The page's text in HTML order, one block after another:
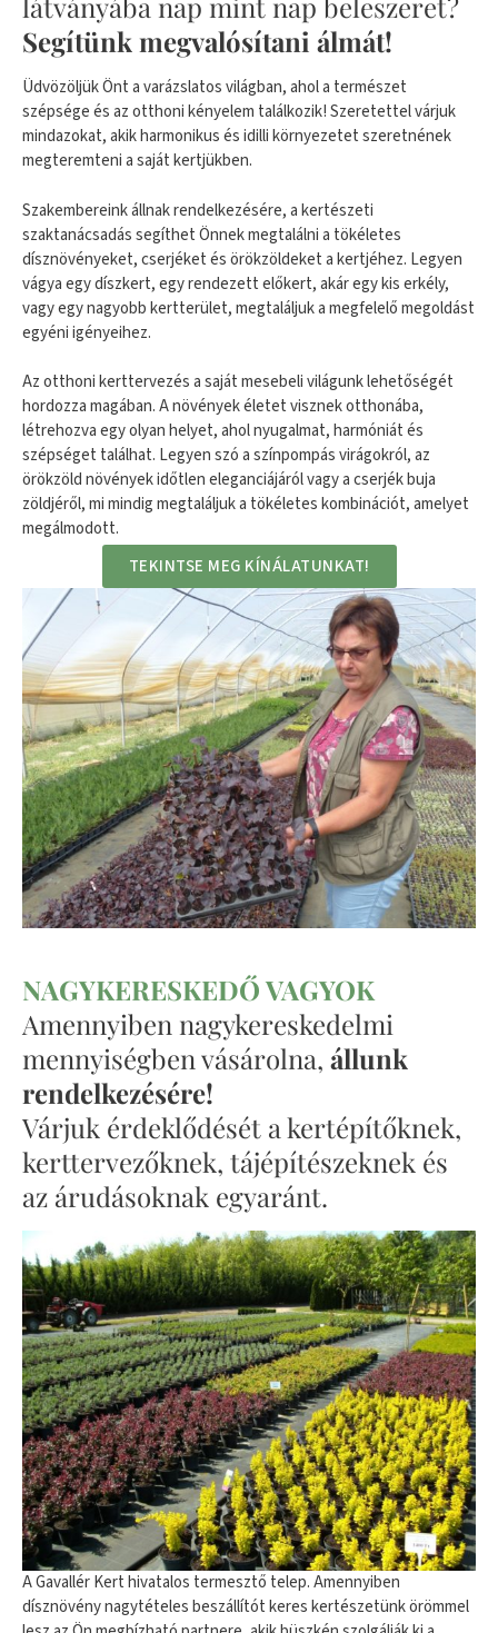
látványába nap mint nap beleszeret?
Segítünk megvalósítani álmát!
Üdvözöljük Önt a varázslatos világban, ahol a természet
szépsége és az otthoni kényelem találkozik! Szeretettel várjuk
mindazokat, akik harmonikus és idilli környezetet szeretnének
megteremteni a saját kertjükben.
Szakembereink állnak rendelkezésére, a kertészeti
szaktanácsadás segíthet Önnek megtalálni a tökéletes
dísznövényeket, cserjéket és örökzöldeket a kertjéhez. Legyen
vágya egy díszkert, egy rendezett előkert, akár egy kis erkély,
vagy egy nagyobb kertterület, megtaláljuk a megfelelő megoldást
egyéni igényeihez.
Az otthoni kerttervezés a saját mesebeli világunk lehetőségét
hordozza magában. A növények életet visznek otthonába,
létrehozva egy olyan helyet, ahol nyugalmat, harmóniát és
szépséget találhat. Legyen szó a színpompás virágokról, az
örökzöld növények időtlen eleganciájáról vagy a cserjék buja
zöldjéről, mi mindig megtaláljuk a tökéletes kombinációt, amelyet
megálmodott.
TEKINTSE MEG KÍNÁLATUNKAT!
NAGYKERESKEDŐ VAGYOK
Amennyiben nagykereskedelmi
mennyiségben vásárolna, állunk
rendelkezésére!
Várjuk érdeklődését a kertépítőknek,
kerttervezőknek, tájépítészeknek és
az árudásoknak egyaránt.
A Gavallér Kert hivatalos termesztő telep. Amennyiben
dísznövény nagytételes beszállítót keres kertészetünk örömmel